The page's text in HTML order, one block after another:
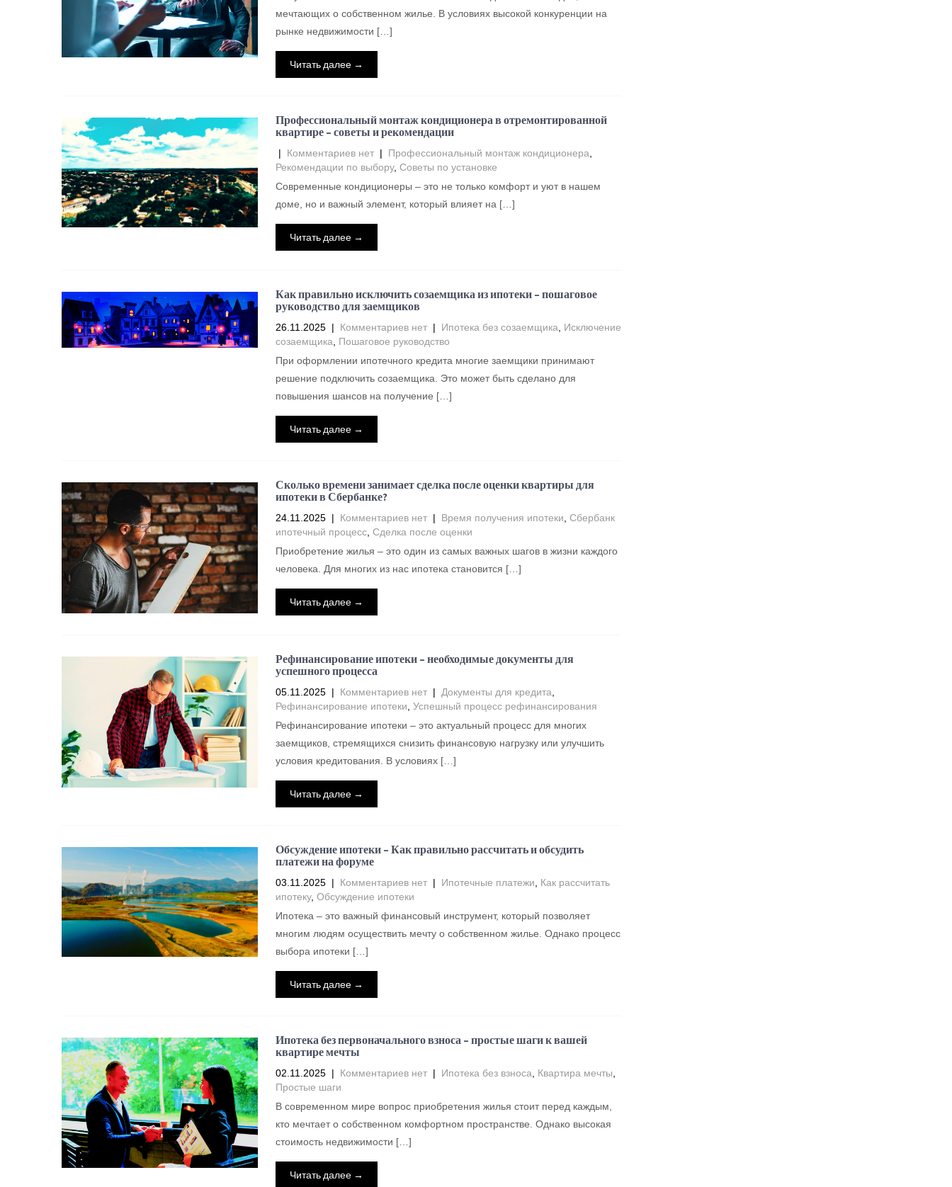
мечтающих о собственном жилье. В условиях высокой конкуренции на
рынке недвижимости […]
Читать далее →
Профессиональный монтаж кондиционера в отремонтированной
квартире – советы и рекомендации
| Комментариев нет | Профессиональный монтаж кондиционера
Рекомендации по выбору, Советы по установке
Современные кондиционеры – это не только комфорт и уют в нашем
доме, но и важный элемент, который влияет на […]
Читать далее →
Как правильно исключить созаемщика из ипотеки – пошаговое
руководство для заемщиков
26.11.2025 | Комментариев нет | Ипотека без созаемщика
Исключение
созаемщика
Пошаговое руководство
При оформлении ипотечного кредита многие заемщики принимают
решение подключить созаемщика. Это может быть сделано для
повышения шансов на получение […]
Читать далее →
Сколько времени занимает сделка после оценки квартиры для
ипотеки в Сбербанке?
24.11.2025 | Комментариев нет | Время получения ипотеки Сбербанк
ипотечный процесс, Сделка после оценки
Приобретение жилья – это один из самых важных шагов в жизни каждого
человека. Для многих из нас ипотека становится […]
Читать далее →
Рефинансирование ипотеки – необходимые документы для
успешного процесса
05.11.2025 | Комментариев нет | Документы для кредита
Рефинансирование ипотеки Успешный процесс рефинансирования
Рефинансирование ипотеки – это актуальный процесс для многих
заемщиков, стремящихся снизить финансовую нагрузку или улучшить
условия кредитования. В условиях […]
Читать далее →
Обсуждение ипотеки – Как правильно рассчитать и обсудить
платежи на форуме
03.11.2025 | Комментариев нет | Ипотечные платежи
Как рассчитать
ипотеку, Обсуждение ипотеки
Ипотека – это важный финансовый инструмент, который позволяет
многим людям осуществить мечту о собственном жилье. Однако процесс
выбора ипотеки […]
Читать далее →
Ипотека без первоначального взноса – простые шаги к вашей
квартире мечты
02.11.2025 | Комментариев нет | Ипотека без взноса Квартира мечты
Простые шаги
В современном мире вопрос приобретения жилья стоит перед каждым,
кто мечтает о собственном комфортном пространстве. Однако высокая
стоимость недвижимости […]
Читать далее →